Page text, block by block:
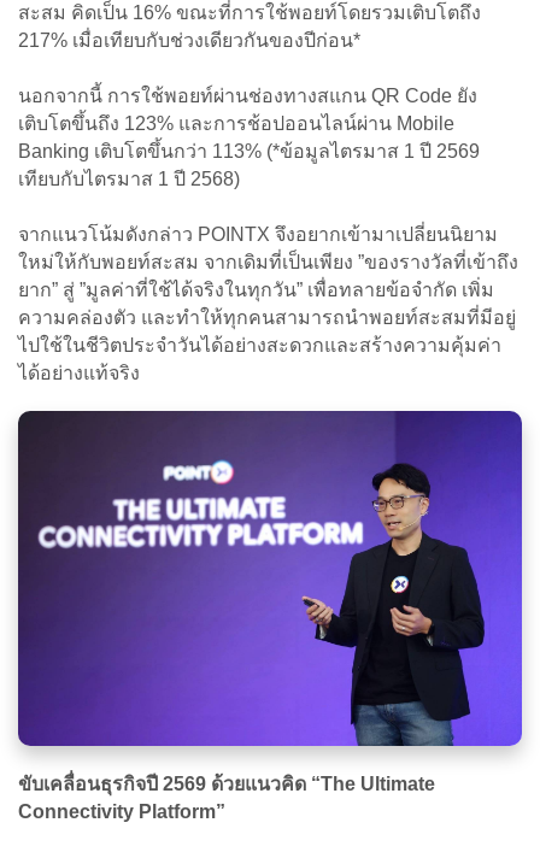
สะสม คิดเป็น 16% ขณะที่การใช้พอยท์โดยรวมเติบโตถึง
217% เมื่อเทียบกับช่วงเดียวกันของปีก่อน*
นอกจากนี้ การใช้พอยท์ผ่านช่องทางสแกน QR Code ยัง
เติบโตขึ้นถึง 123% และการช้อปออนไลน์ผ่าน Mobile
Banking เติบโตขึ้นกว่า 113% (*ข้อมูลไตรมาส 1 ปี 2569
เทียบกับไตรมาส 1 ปี 2568)
จากแนวโน้มดังกล่าว POINTX จึงอยากเข้ามาเปลี่ยนนิยาม
ใหม่ให้กับพอยท์สะสม จากเดิมที่เป็นเพียง ”ของรางวัลที่เข้าถึง
ยาก” สู่ ”มูลค่าที่ใช้ได้จริงในทุกวัน” เพื่อทลายข้อจำกัด เพิ่ม
ความคล่องตัว และทำให้ทุกคนสามารถนำพอยท์สะสมที่มีอยู่
ไปใช้ในชีวิตประจำวันได้อย่างสะดวกและสร้างความคุ้มค่า
ได้อย่างแท้จริง
ขับเคลื่อนธุรกิจปี 2569 ด้วยแนวคิด “The Ultimate
Connectivity Platform”